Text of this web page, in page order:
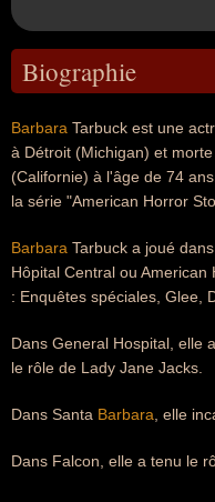
Biographie
Barbara Tarbuck est une
à Détroit (Michigan) et
(Californie) à l'âge de 74
la série "American Horror
Barbara Tarbuck a joué
Hôpital Central ou
: Enquêtes spéciales, Glee,
Dans General Hospital, elle
le rôle de Lady Jane Jacks.
Dans Santa Barbara , elle
Dans Falcon, elle a tenu le